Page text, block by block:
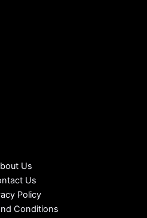
Us
Us
Policy
Conditions